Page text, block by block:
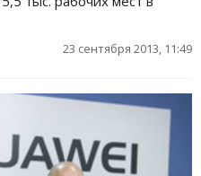
23 сентября 2013, 11:49